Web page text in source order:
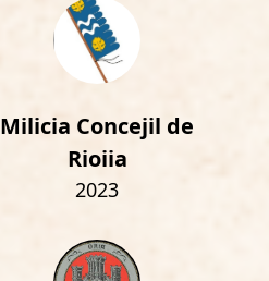
Milicia Concejil de
Rioiia
2023